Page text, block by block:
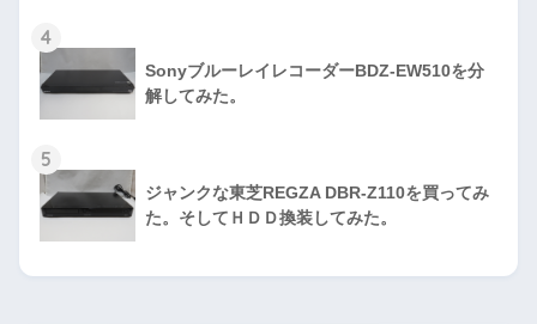
4
SonyブルーレイレコーダーBDZ-EW510を分
解してみた。
5
ジャンクな東芝REGZA DBR-Z110を買ってみ
た。そしてＨＤＤ換装してみた。